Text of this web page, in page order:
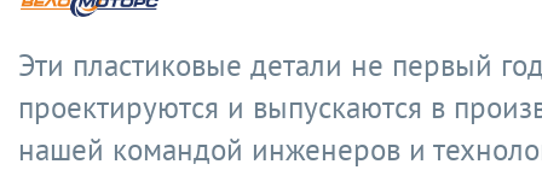
Эти пластиковые детали не первый
проектируются и выпускаются в
нашей командой инженеров и